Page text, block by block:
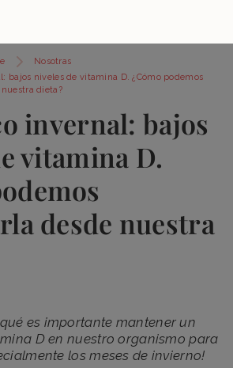
Nosotras
bajos niveles de vitamina D. ¿Cómo podemos
dieta?
invernal: bajos
vitamina D.
desde nuestra
es importante mantener un
D en nuestro organismo para
los meses de invierno!